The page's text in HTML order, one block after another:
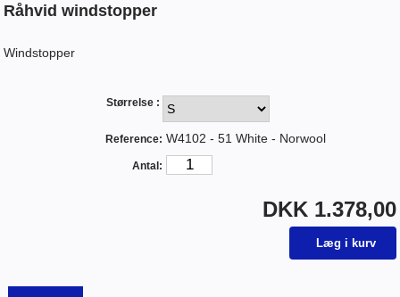
Råhvid windstopper
Windstopper
Størrelse :
Reference: W4102 - 51 White - Norwool
Antal:
DKK 1.378,00